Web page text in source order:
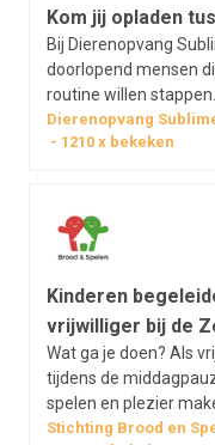
Kom jij opladen
Bij Dierenopvang
doorlopend mensen
routine willen
thuis zitten of zich
iedereen, vinden hier
Dierenopvang
1210 x bekeken
Kinderen
vrijwilliger bij de
Wat ga je doen? Als vrijwilliger zorg je ervoor dat kinderen
tijdens de
spelen en plezier
schoolplein, houdt
Stichting Brood en